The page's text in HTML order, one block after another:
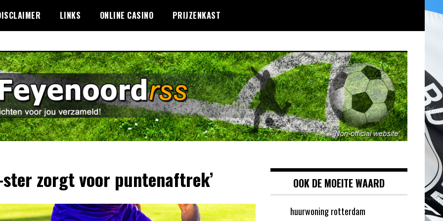
LINKS ONLINE CASINO PRIJZENKAST
ster zorgt voor puntenaftrek’ OOK DE MOEITE WAARD
huurwoning rotterdam